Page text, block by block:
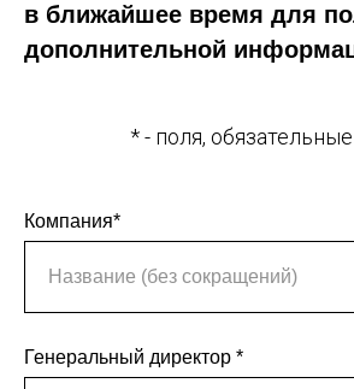
в ближайшее время для
дополнительной
* - поля,
Компания*
Название (без сокращений)
Генеральный директор *